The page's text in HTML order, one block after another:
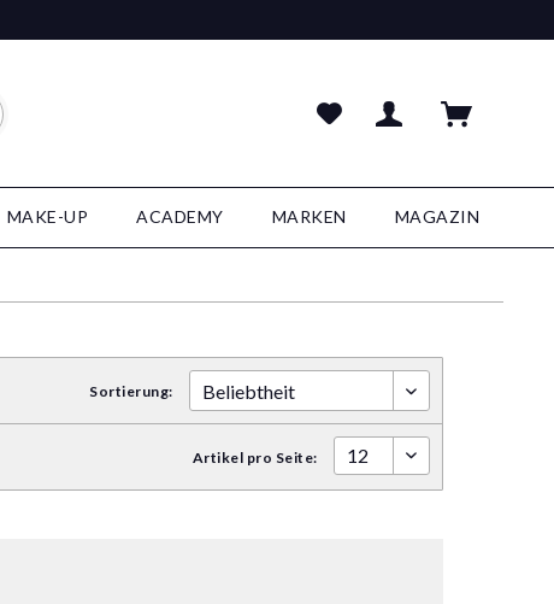
MAKE-UP ACADEMY MARKEN MAGAZIN
Sortierung:
Artikel pro Seite: